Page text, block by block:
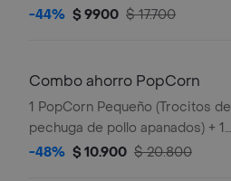
de Arequipe
-44% $ 9900 $ 17.700
Combo ahorro PopCorn
1 PopCorn Pequeño (Trocitos de
pechuga de pollo apanados) + 1
Sundae Arequipe
-48% $ 10.900 $ 20.800